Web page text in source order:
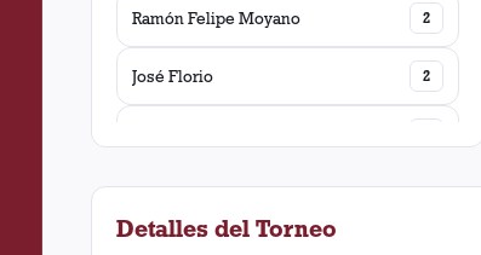
Ramón Felipe Moyano 2
José Florio 2
Oscar Cesáreo Contreras 1
Detalles del Torneo